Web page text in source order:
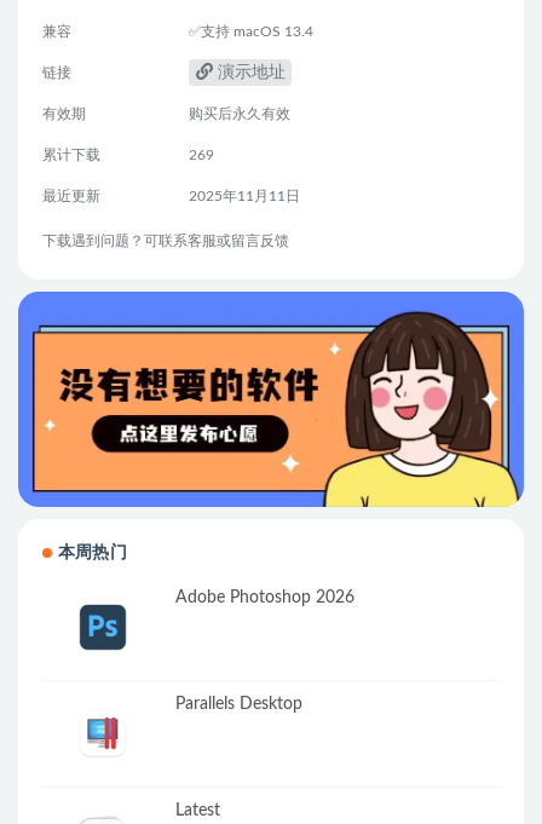
兼容 ✅支持 macOS 13.4
链接 演示地址
有效期 购买后永久有效
累计下载 269
最近更新 2025年11月11日
下载遇到问题？可联系客服或留言反馈
本周热门
Adobe Photoshop 2026
Parallels Desktop
Latest